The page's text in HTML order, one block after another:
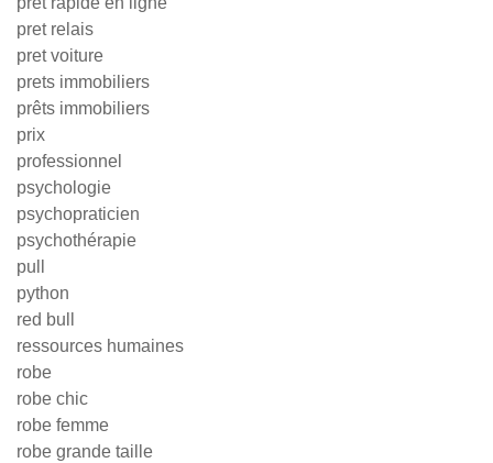
pret relais
pret voiture
prets immobiliers
prêts immobiliers
prix
professionnel
psychologie
psychopraticien
psychothérapie
pull
python
red bull
ressources humaines
robe
robe chic
robe femme
robe grande taille